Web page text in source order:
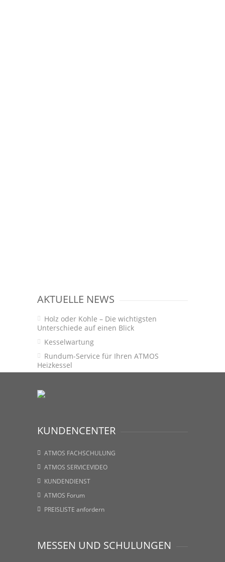
AKTUELLE NEWS
Holz oder Kohle – Die wichtigsten
Unterschiede auf einen Blick
Kesselwartung
Rundum-Service für Ihren ATMOS
Heizkessel
KUNDENCENTER
ATMOS FACHSCHULUNG
ATMOS SERVICEVIDEO
KUNDENDIENST
ATMOS Forum
PREISLISTE anfordern
MESSEN UND SCHULUNGEN